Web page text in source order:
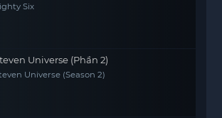
Six
Universe (Phần 2)
Universe (Season 2)